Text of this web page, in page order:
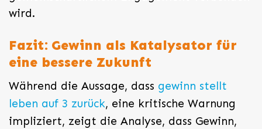
wird.
Fazit: Gewinn als Katalysator für
eine bessere Zukunft
Während die Aussage, dass gewinn stellt
leben auf 3 zurück, eine kritische Warnung
impliziert, zeigt die Analyse, dass Gewinn,